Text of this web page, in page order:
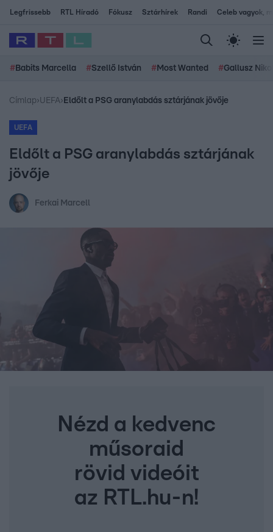
Legfrissebb RTL Híradó Fókusz Sztárhírek Randi Celeb vagyok,
# Babits Marcella #Szellő István # Most Wanted #Gallusz
Címlap›UEFA› Eldőlt a PSG aranylabdás sztárjának jövője
UEFA
Eldőlt a PSG aranylabdás sztárjának
jövője
Ferkai Marcell
Nézd a kedvenc
műsoraid
rövid videóit
az RTL.hu-n!